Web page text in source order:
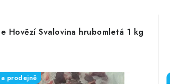
Hovězí Svalovina hrubomletá 1 kg
prodejně